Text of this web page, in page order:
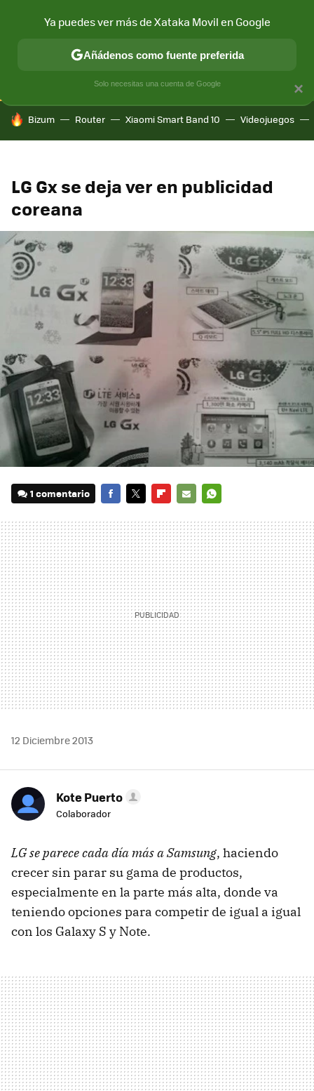
CONECTIVIDAD MÓVIL Y SOCIEDAD APLICACIONES
HOY SE HABLA DE
Bizum Router Xiaomi Smart Band 10 Videojuegos
LG Gx se deja ver en publicidad
coreana
1 comentario
MAIL
12 Diciembre 2013
Kote Puerto
Colaborador
LG se parece cada día más a Samsung, haciendo
crecer sin parar su gama de productos,
especialmente en la parte más alta, donde va
teniendo opciones para competir de igual a igual
con los Galaxy S y Note.
×
Ya puedes ver más de Xataka Movil en Google
Añádenos como fuente preferida
Solo necesitas una cuenta de Google